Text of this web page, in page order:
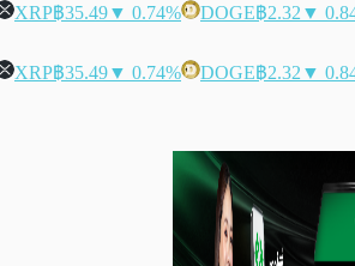
XRP฿35.49▼ 0.74% DOGE฿2.32 ▼
XRP฿35.49▼ 0.74% DOGE฿2.32 ▼